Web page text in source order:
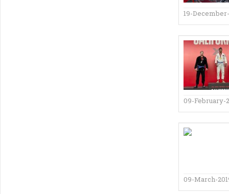
19-
09-February-
09-March-